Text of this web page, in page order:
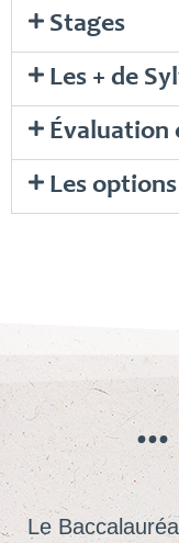
Stages
Les + de
Évaluation
Les options
...
Le